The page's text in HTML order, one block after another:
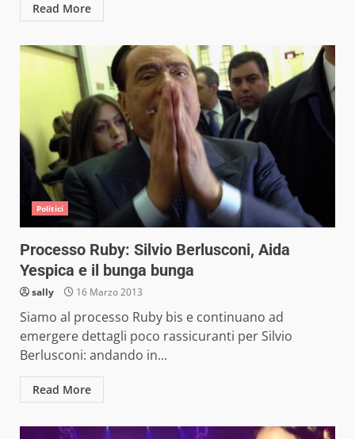
Read More
Politici
Processo Ruby: Silvio Berlusconi, Aida
Yespica e il bunga bunga
sally 16 Marzo 2013
Siamo al processo Ruby bis e continuano ad
emergere dettagli poco rassicuranti per Silvio
Berlusconi: andando in...
Read More